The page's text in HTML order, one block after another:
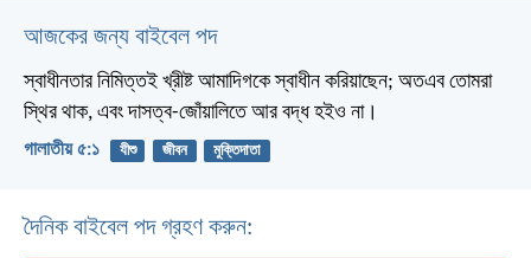
আজকের জন্য বাইবেল পদ
স্বাধীনতার নিমিত্তই খ্রীষ্ট আমাদিগকে স্বাধীন করিয়াছেন; অতএব তোমরা
স্থির থাক, এবং দাসত্ব-জোঁয়ালিতে আর বদ্ধ হইও না।
গালাতীয় ৫:১ যীশু জীবন মুক্তিদাতা
দৈনিক বাইবেল পদ গ্রহণ করুন: